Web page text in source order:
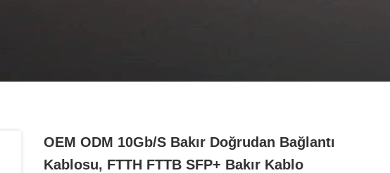
OEM ODM 10Gb/S Bakır Doğrudan Bağlantı
Kablosu, FTTH FTTB SFP+ Bakır Kablo